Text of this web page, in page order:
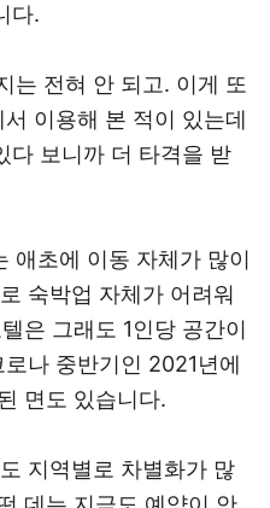
다.
전혀 안 되고. 이게 또
이용해 본 적이 있는데
다 보니까 더 타격을 받
초에 이동 자체가 많이
숙박업 자체가 어려워
은 그래도 1인당 공간이
나 중반기인 2021년에
면도 있습니다.
지역별로 차별화가 많